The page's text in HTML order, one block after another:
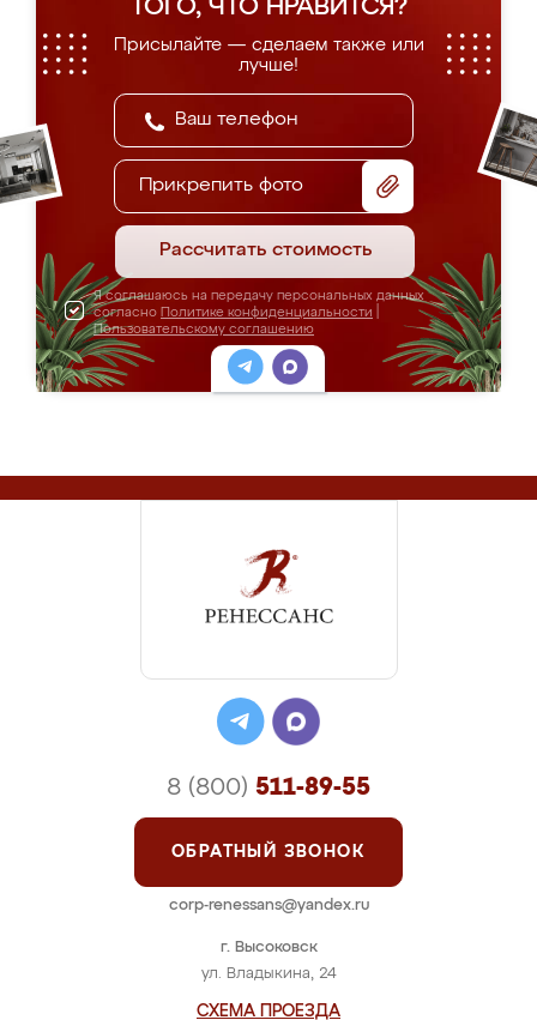
ТОГО, ЧТО НРАВИТСЯ?
Присылайте — сделаем также или
лучше!
Прикрепить фото
Рассчитать стоимость
Я соглашаюсь на передачу персональных данных
согласно Политике конфиденциальности
Пользовательскому соглашению
г. Высоковск
ул. Владыкина, 24
СХЕМА ПРОЕЗДА
8 (800) 511-89-55
ОБРАТНЫЙ ЗВОНОК
corp-renessans@yandex.ru